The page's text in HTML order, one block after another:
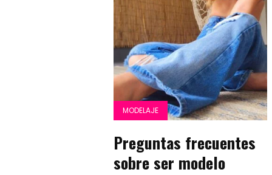
MODELAJE
Preguntas frecuentes
sobre ser modelo